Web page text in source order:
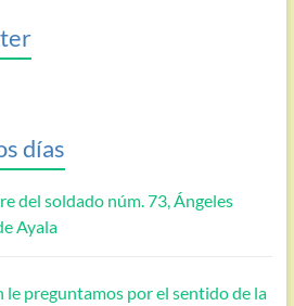
días
del soldado núm. 73, Ángeles
Ayala
le preguntamos por el sentido de la